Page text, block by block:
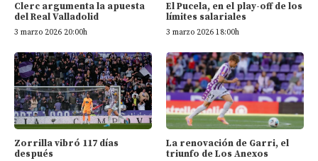
Clerc argumenta la apuesta
del Real Valladolid
3 marzo 2026 20:00h
El Pucela, en el play-off de los
límites salariales
3 marzo 2026 18:00h
Zorrilla vibró 117 días
después
La renovación de Garri, el
triunfo de Los Anexos